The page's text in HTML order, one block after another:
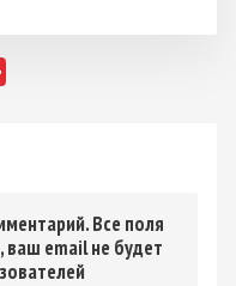
Все поля
ваш email не будет